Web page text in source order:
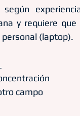
y requiere que
(laptop).
campo